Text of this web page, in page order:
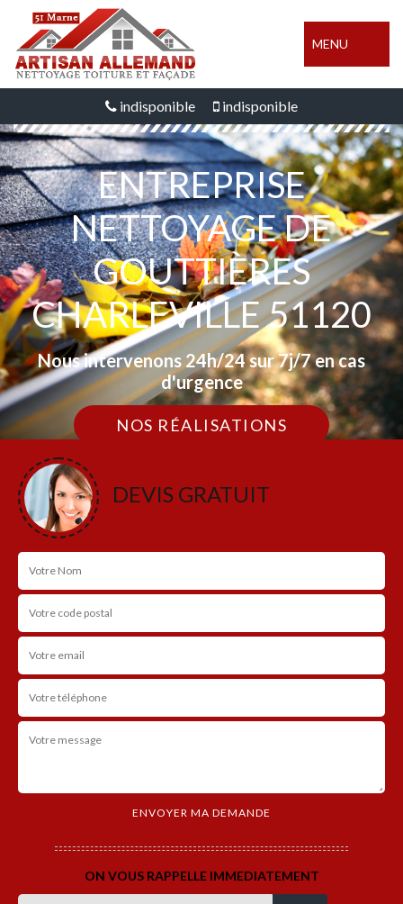
MENU
indisponible indisponible
ENTREPRISE
NETTOYAGE DE
GOUTTIÈRES
CHARLEVILLE 51120
Nous intervenons 24h/24 sur 7j/7 en cas
d'urgence
NOS RÉALISATIONS
DEVIS GRATUIT
ON VOUS RAPPELLE IMMEDIATEMENT